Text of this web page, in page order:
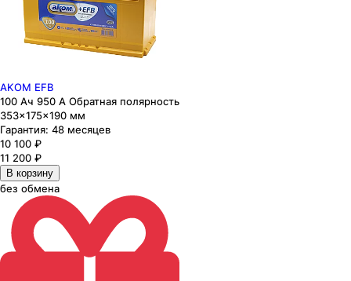
AKOM EFB
100 Ач 950 А Обратная полярность
353×175×190 мм
Гарантия: 48 месяцев
10 100 ₽
11 200 ₽
В корзину
без обмена